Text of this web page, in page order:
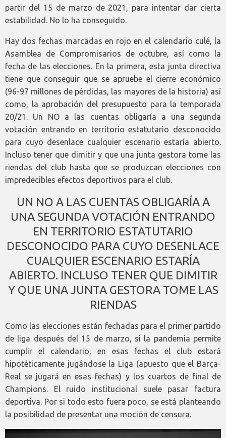
partir del 15 de marzo de 2021, para intentar dar cierta
estabilidad. No lo ha conseguido.
Hay dos fechas marcadas en rojo en el calendario culé, la
Asamblea de Compromisarios de octubre, así como la
fecha de las elecciones. En la primera, esta junta directiva
tiene que conseguir que se apruebe el cierre económico
(96-97 millones de pérdidas, las mayores de la historia) así
como, la aprobación del presupuesto para la temporada
20/21. Un NO a las cuentas obligaría a una segunda
votación entrando en territorio estatutario desconocido
para cuyo desenlace cualquier escenario estaría abierto.
Incluso tener que dimitir y que una junta gestora tome las
riendas del club hasta que se produzcan elecciones con
impredecibles efectos deportivos para el club.
UN NO A LAS CUENTAS OBLIGARÍA A
UNA SEGUNDA VOTACIÓN ENTRANDO
EN TERRITORIO ESTATUTARIO
DESCONOCIDO PARA CUYO DESENLACE
CUALQUIER ESCENARIO ESTARÍA
ABIERTO. INCLUSO TENER QUE DIMITIR
Y QUE UNA JUNTA GESTORA TOME LAS
RIENDAS
Como las elecciones están fechadas para el primer partido
de liga después del 15 de marzo, si la pandemia permite
cumplir el calendario, en esas fechas el club estará
hipotéticamente jugándose la Liga (apuesto que el Barça-
Real se jugará en esas fechas) y los cuartos de final de
Champions. El ruido institucional suele pasar factura
deportiva. Por si todo esto fuera poco, se está planteando
la posibilidad de presentar una moción de censura.